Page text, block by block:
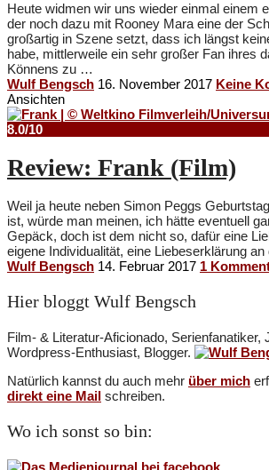
Heute widmen wir uns wieder einmal einem
der noch dazu mit Rooney Mara eine der
großartig in Szene setzt, dass ich längst
habe, mittlerweile ein sehr großer Fan ihres
Könnens zu …
Wulf Bengsch 16. November 2017 Keine
Ansichten
8.0/10
Review: Frank (Film)
Weil ja heute neben Simon Peggs
ist, würde man meinen, ich hätte eventuell
Gepäck, doch ist dem nicht so, dafür eine
eigene Individualität, eine Liebeserklärung
Wulf Bengsch 14. Februar 2017 1
Hier bloggt Wulf Bengsch
Film- & Literatur-Aficionado, Serienfanatiker,
Wordpress-Enthusiast, Blogger.
Natürlich kannst du auch mehr über mich
direkt eine Mail schreiben.
Wo ich sonst so bin: